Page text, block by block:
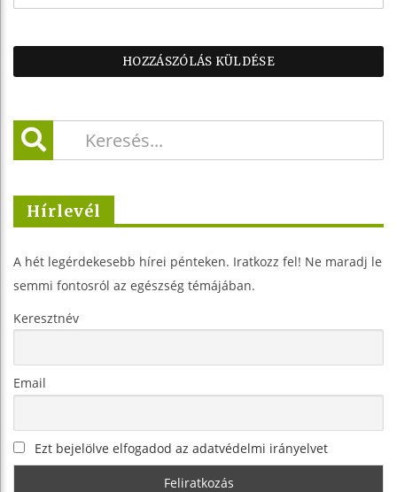
Hírlevél
A hét legérdekesebb hírei pénteken. Iratkozz fel! Ne maradj le
semmi fontosról az egészség témájában.
Keresztnév
Email
Ezt bejelölve elfogadod az adatvédelmi irányelvet